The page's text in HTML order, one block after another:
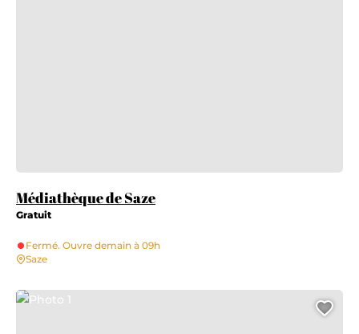
Médiathèque de Saze
Gratuit
Fermé. Ouvre demain à 09h
Saze
Photo 1